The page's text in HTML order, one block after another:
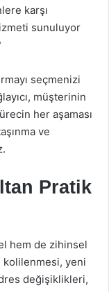
karşı
sunuluyor
seçmenizi
müşterinin
her aşaması
ve
Pratik
hem de zihinsel
kolilenmesi, yeni
değişiklikleri,